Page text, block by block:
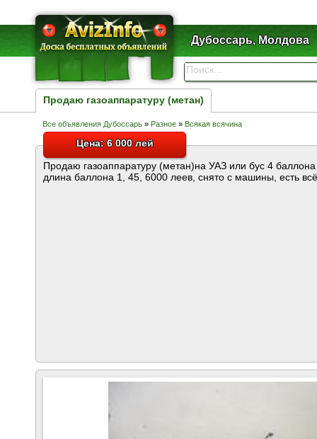
Дубоссарь, Молдова
Продаю газоаппаратуру (метан)
Все объявления Дубоссарь » Разное » Всякая всячина
Цена: 6 000 лей
Продаю газоаппаратуру (метан)на УАЗ или бус 4
длина баллона 1, 45, 6000 леев, снято с машины, есть